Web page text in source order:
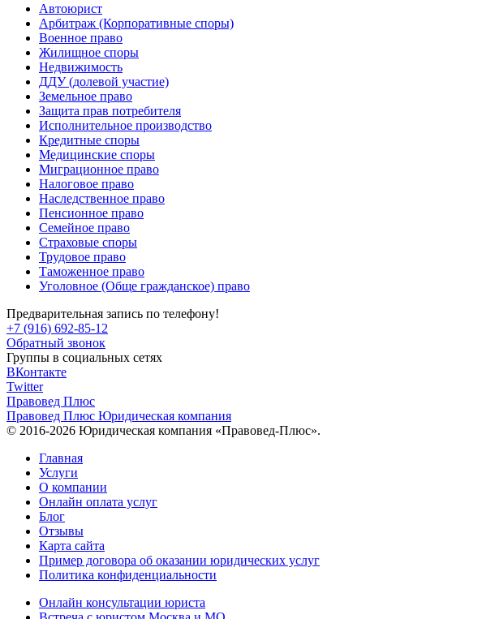
Автоюрист
Арбитраж (Корпоративные споры)
Военное право
Жилищное споры
Недвижимость
ДДУ (долевой участие)
Земельное право
Защита прав потребителя
Исполнительное производство
Кредитные споры
Медицинские споры
Миграционное право
Налоговое право
Наследственное право
Пенсионное право
Семейное право
Страховые споры
Трудовое право
Таможенное право
Уголовное (Обще гражданское) право
Предварительная запись по телефону!
+7 (916) 692-85-12
Обратный звонок
Группы в социальных сетях
ВКонтакте
Twitter
Правовед Плюс
Правовед Плюс Юридическая компания
© 2016-2026 Юридическая компания «Правовед-Плюс».
Главная
Услуги
О компании
Онлайн оплата услуг
Блог
Отзывы
Карта сайта
Пример договора об оказании юридических услуг
Политика конфиденциальности
Онлайн консультации юриста